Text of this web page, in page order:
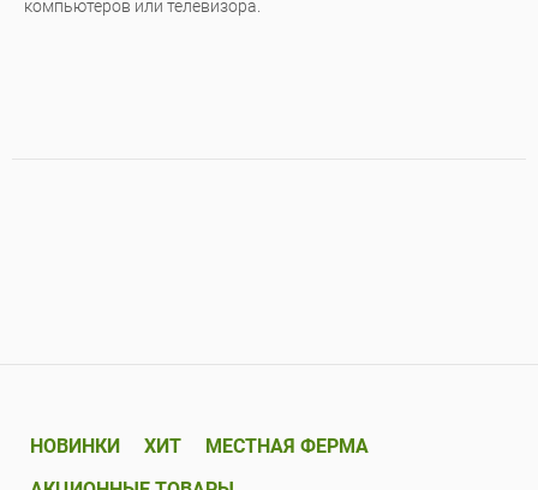
компьютеров или телевизора.
НОВИНКИ ХИТ
МЕСТНАЯ ФЕРМА